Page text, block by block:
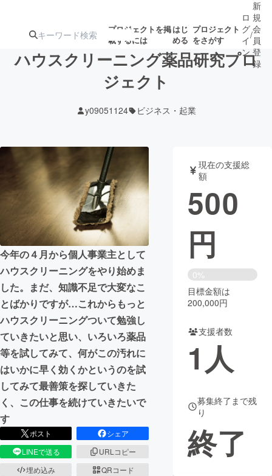
プロジェクトを掲
載するには
はじ
める
プロジェクト
をさがす
ジェクト
募集終了が近いプ
ロジェクト
アート・写真 音楽
テクノロジー・ガジェット ゲーム・サ
映像・映画
ビジネス・起業
まちづくり・地域活性化
CAMPFIRE for Social Good
CAMPFIRE Creation
CAMPFIREふるさと納税machi-ya コミュニティ
ロ
グ
イ
ン
/
新
規
会
員
登
録
ハウスクリーニング薬品研究プロ
ジェクト
y09051124 ビジネス・起業
今年の４月から個人事業主として
ハウスクリーニングをやり始めま
した。まだ、知識不足で大変なこ
とばかりですが…これからもっと
ハウスクリーニングついて勉強し
ていきたいと思い、いろいろ薬品
等を試してみて、何がこの汚れに
はいかに早く効くかというのを試
してみて最善策を探していきた
く、この仕事を続けていきたいで
す
ポスト
シェア
LINEで送る
URLコピー
埋め込み
QRコード
現在の支援総
額
500
円
0%
目標金額は
200,000円
支援者数
1人
募集終了まで残
り
終了